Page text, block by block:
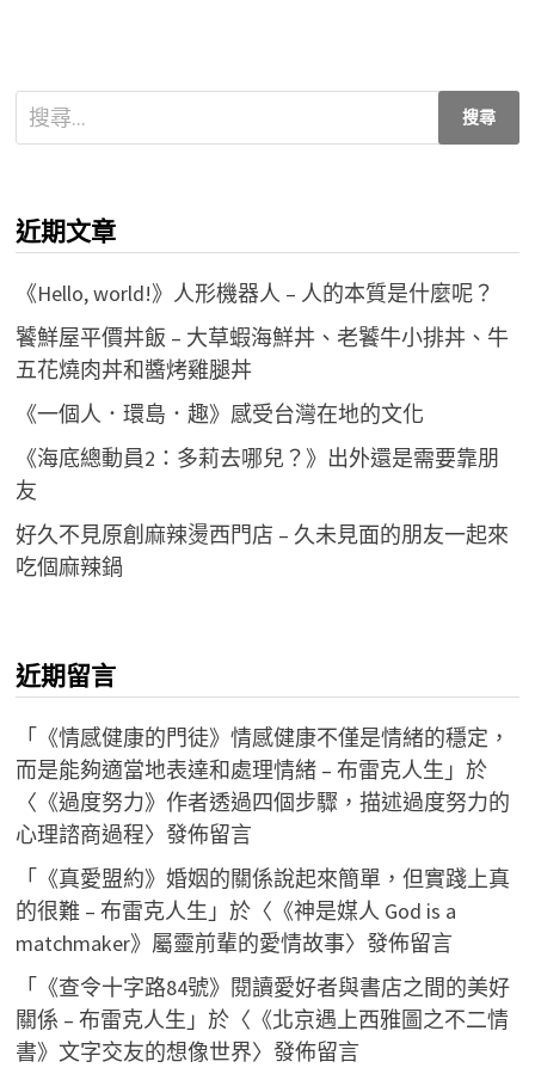
搜
尋
字:
近期文章
《Hello, world!》人形機器人 – 人的本質是什麼呢？
饕鮮屋平價丼飯 – 大草蝦海鮮丼、老饕牛小排丼、牛
五花燒肉丼和醬烤雞腿丼
《一個人．環島．趣》感受台灣在地的文化
《海底總動員2：多莉去哪兒？》出外還是需要靠朋
友
好久不見原創麻辣燙西門店 – 久未見面的朋友一起來
吃個麻辣鍋
近期留言
「《情感健康的門徒》情感健康不僅是情緒的穩定，
而是能夠適當地表達和處理情緒 – 布雷克人生 」於
〈 《過度努力》作者透過四個步驟，描述過度努力的
心理諮商過程〉發佈留言
「《真愛盟約》婚姻的關係說起來簡單，但實踐上真
的很難 – 布雷克人生 」於〈 《神是媒人 God is a
matchmaker》屬靈前輩的愛情故事〉發佈留言
「《查令十字路84號》閱讀愛好者與書店之間的美好
關係 – 布雷克人生 」於〈 《北京遇上西雅圖之不二情
書》文字交友的想像世界〉發佈留言